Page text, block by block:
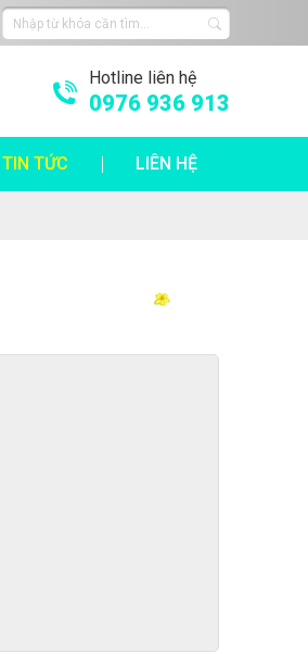
Hotline liên hệ
0976 936 913
TIN TỨC LIÊN HỆ